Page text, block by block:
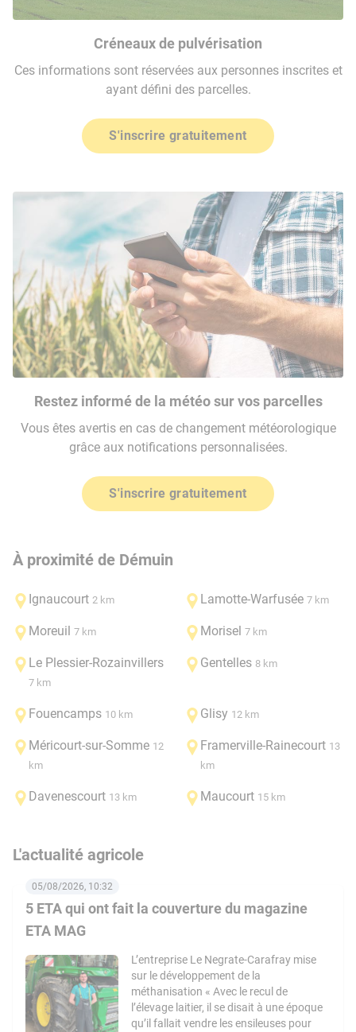
Créneaux de pulvérisation
Ces informations sont réservées aux personnes inscrites et
ayant défini des parcelles.
S'inscrire gratuitement
Restez informé de la météo sur vos parcelles
Vous êtes avertis en cas de changement météorologique
grâce aux notifications personnalisées.
S'inscrire gratuitement
À proximité de Démuin
Ignaucourt 2 km Lamotte-Warfusée 7 km
Moreuil 7 km Morisel 7 km
Le Plessier-Rozainvillers
7 km
Gentelles 8 km
Fouencamps 10 km Glisy 12 km
Méricourt-sur-Somme 12
km
Framerville-Rainecourt 13
km
Davenescourt 13 km Maucourt 15 km
L'actualité agricole
5 ETA qui ont fait la couverture du magazine
ETA MAG
05/08/2026, 10:32
L’entreprise Le Negrate-Carafray mise
sur le développement de la
méthanisation « Avec le recul de
l’élevage laitier, il se disait à une époque
qu’il fallait vendre les ensileuses pour